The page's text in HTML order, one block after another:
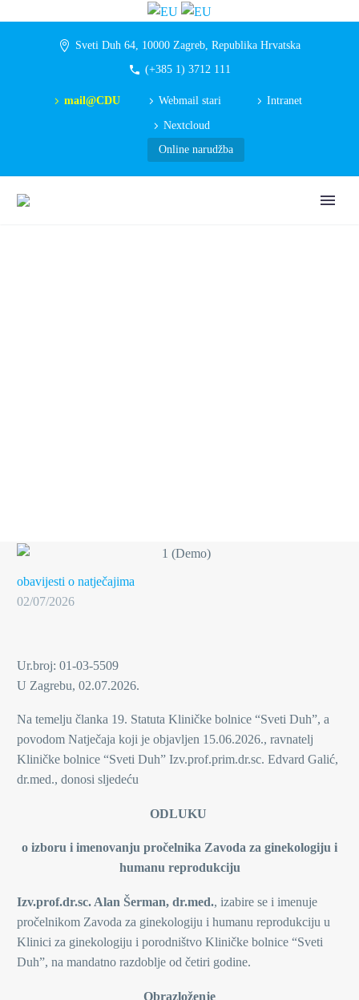
Sveti Duh 64, 10000 Zagreb, Republika Hrvatska
(+385 1) 3712 111
mail@CDU Webmail stari Intranet
Nextcloud
Online narudžba
obavijesti o natječajima
02/07/2026
Ur.broj: 01-03-5509
U Zagrebu, 02.07.2026.
Na temelju članka 19. Statuta Kliničke bolnice “Sveti Duh”, a
povodom Natječaja koji je objavljen 15.06.2026., ravnatelj
Kliničke bolnice “Sveti Duh” Izv.prof.prim.dr.sc. Edvard Galić,
dr.med., donosi sljedeću
ODLUKU
o izboru i imenovanju pročelnika Zavoda za ginekologiju i
humanu reprodukciju
Izv.prof.dr.sc. Alan Šerman, dr.med., izabire se i imenuje
pročelnikom Zavoda za ginekologiju i humanu reprodukciju u
Klinici za ginekologiju i porodništvo Kliničke bolnice “Sveti
Duh”, na mandatno razdoblje od četiri godine.
Obrazloženje